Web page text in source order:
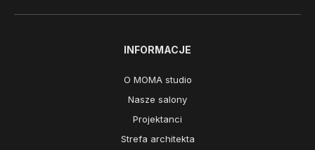
INFORMACJE
O MOMA studio
Nasze salony
Projektanci
Strefa architekta